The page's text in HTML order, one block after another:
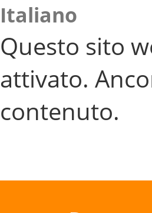
Italiano
Questo sito
attivato.
contenuto.